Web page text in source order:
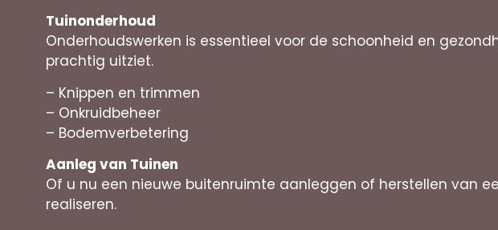
Tuinonderhoud
Onderhoudswerken is essentieel voor de schoonheid en
prachtig uitziet.
– Knippen en trimmen
– Onkruidbeheer
– Bodemverbetering
Aanleg van Tuinen
Of u nu een nieuwe buitenruimte aanleggen of herstellen van
realiseren.